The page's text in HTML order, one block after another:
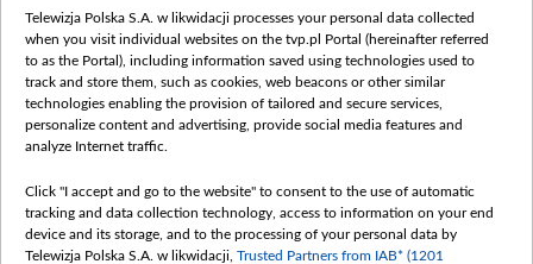
Бяспека
Youtube
Белсат news
Белсат Shorts
Жэстачайшы мульт
Belsat English
Biełsat PL
Telewizja Polska S.A. w likwidacji processes your personal data collected
when you visit individual websites on the tvp.pl Portal (hereinafter referred
to as the Portal), including information saved using technologies used to
track and store them, such as cookies, web beacons or other similar
technologies enabling the provision of tailored and secure services,
personalize content and advertising, provide social media features and
analyze Internet traffic.
Click "I accept and go to the website" to consent to the use of automatic
tracking and data collection technology, access to information on your end
device and its storage, and to the processing of your personal data by
Telewizja Polska S.A. w likwidacji, Trusted Partners from IAB* (1201